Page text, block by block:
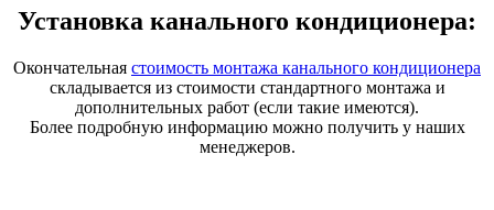
Установка канального кондиционера:
Окончательная стоимость монтажа канального кондиционера
складывается из стоимости стандартного монтажа и
дополнительных работ (если такие имеются).
Более подробную информацию можно получить у наших
менеджеров.